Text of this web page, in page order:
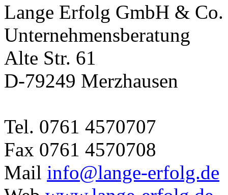
Lange Erfolg GmbH & Co.
Unternehmensberatung
Alte Str. 61
D-79249 Merzhausen
Tel. 0761 4570707
Fax 0761 4570708
Mail info@lange-erfolg.de